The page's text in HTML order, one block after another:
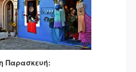
Παρασκευή: